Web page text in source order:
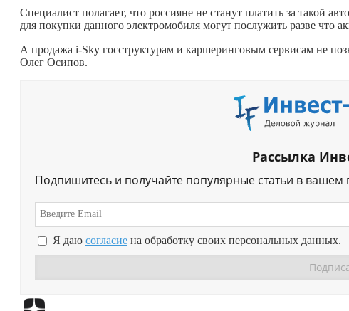
Специалист полагает, что россияне не станут платить за такой
для покупки данного электромобиля могут послужить разве
А продажа i-Sky госструктурам и каршеринговым сервисам не
Олег Осипов.
Рассылка
Подпишитесь и получайте популярные статьи в
Я даю согласие на обработку своих персональных данных.